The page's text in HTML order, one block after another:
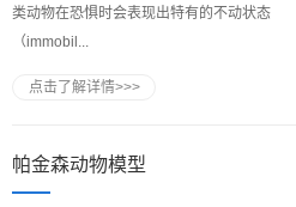
类动物在恐惧时会表现出特有的不动状态
（immobil...
点击了解详情>>>
帕金森动物模型